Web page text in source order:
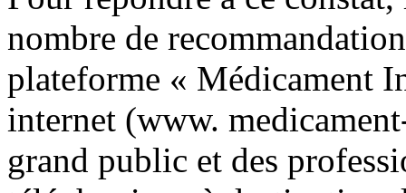
nombre de
plateforme « Médicament
internet (www.
grand public et des